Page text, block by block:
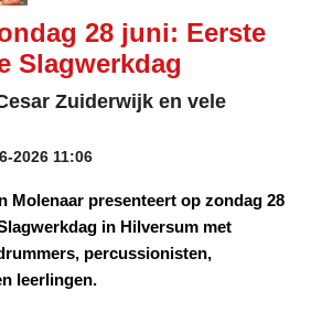
28 juni: Eerste
Slagwerkdag
Zuiderwijk en vele
2026 11:06
Molenaar presenteert op zondag 28
in Hilversum met
percussionisten,
leerlingen.